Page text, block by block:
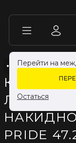
Перейти на
Остаться
КРАНЫ LD
КРАН
PRIDE
КРАНЫ LD